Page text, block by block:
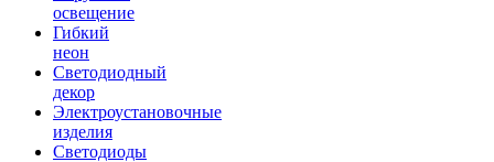
освещение
Гибкий
неон
Светодиодный
декор
Электроустановочные
изделия
Светодиоды